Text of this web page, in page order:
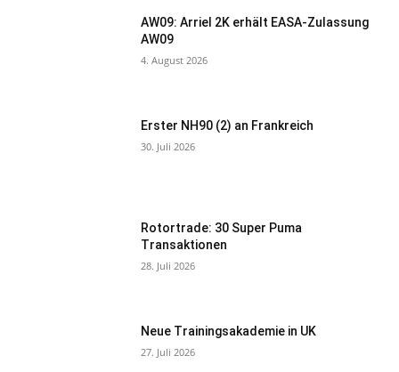
AW09: Arriel 2K erhält EASA-Zulassung
AW09
4. August 2026
Erster NH90 (2) an Frankreich
30. Juli 2026
Rotortrade: 30 Super Puma
Transaktionen
28. Juli 2026
Neue Trainingsakademie in UK
27. Juli 2026